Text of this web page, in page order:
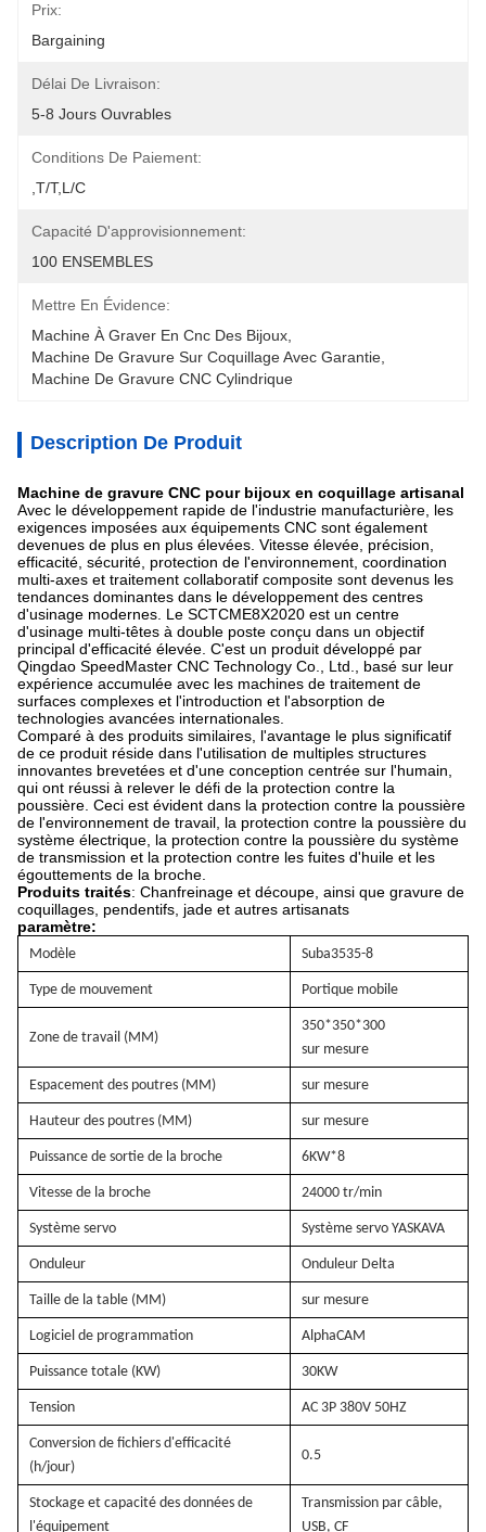
Prix:
Bargaining
Délai De Livraison:
5-8 Jours Ouvrables
Conditions De Paiement:
,T/T,L/C
Capacité D'approvisionnement:
100 ENSEMBLES
Mettre En Évidence:
Machine À Graver En Cnc Des Bijoux
Machine De Gravure Sur Coquillage Avec Garantie
Machine De Gravure CNC Cylindrique
Description De Produit
Machine de gravure CNC pour bijoux en coquillage artisanal
Avec le développement rapide de l'industrie manufacturière, les
exigences imposées aux équipements CNC sont également
devenues de plus en plus élevées. Vitesse élevée, précision,
efficacité, sécurité, protection de l'environnement, coordination
multi-axes et traitement collaboratif composite sont devenus les
tendances dominantes dans le développement des centres
d'usinage modernes. Le SCTCME8X2020 est un centre
d'usinage multi-têtes à double poste conçu dans un objectif
principal d'efficacité élevée. C'est un produit développé par
Qingdao SpeedMaster CNC Technology Co., Ltd., basé sur leur
expérience accumulée avec les machines de traitement de
surfaces complexes et l'introduction et l'absorption de
technologies avancées internationales.
Comparé à des produits similaires, l'avantage le plus significatif
de ce produit réside dans l'utilisation de multiples structures
innovantes brevetées et d'une conception centrée sur l'humain,
qui ont réussi à relever le défi de la protection contre la
poussière. Ceci est évident dans la protection contre la poussière
de l'environnement de travail, la protection contre la poussière du
système électrique, la protection contre la poussière du système
de transmission et la protection contre les fuites d'huile et les
égouttements de la broche.
Produits traités: Chanfreinage et découpe, ainsi que gravure de
coquillages, pendentifs, jade et autres artisanats
paramètre:
Modèle Suba3535-8
Type de mouvement Portique mobile
Zone de travail (MM)
350*350*300
sur mesure
Espacement des poutres (MM) sur mesure
Hauteur des poutres (MM) sur mesure
Puissance de sortie de la broche 6KW*8
Vitesse de la broche 24000 tr/min
Système servo Système servo YASKAVA
Onduleur Onduleur Delta
Taille de la table (MM) sur mesure
Logiciel de programmation AlphaCAM
Puissance totale (KW) 30KW
Tension AC 3P 380V 50HZ
Conversion de fichiers d'efficacité
(h/jour)
0.5
Stockage et capacité des données de
l'équipement
Transmission par câble,
USB, CF